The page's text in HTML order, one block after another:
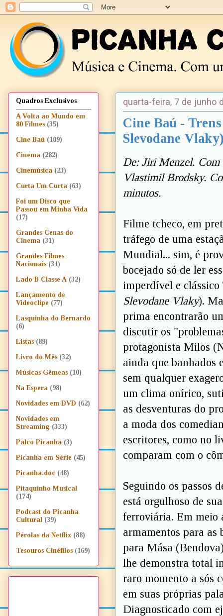
quarta-feira, 7 de junho
Cine Baú -
Slevodane
De: Jiri Menzel. Com
Vlastimil Brodsky.
minutos.
Filme tcheco, em
tráfego de uma
Mundial... sim, é
bocejado só de ler
imperdível e clássico
Slevodane Vlaky).
prima encontrarão
discutir os
protagonista Milos
ainda que banhados
sem qualquer
um clima onírico,
as desventuras do
a moda dos
escritores, como no
comparam com o
Seguindo os passos
está orgulhoso de
ferroviária. Em meio
armamentos para as
para Mása
lhe demonstra total
raro momento a sós
em suas próprias
Diagnosticado com
Quadros Exclusivos
A Volta ao Mundo em
80 Filmes (35)
Cine Baú (109)
Cinema (282)
Cinemúsica (23)
Curta Um Curta (63)
Foi um Disco que
Passou em Minha Vida
(17)
Grandes Cenas do
Cinema (31)
Grandes Filmes
Nacionais (31)
Lado B Classe A (32)
Lançamento de
Videoclipe (77)
Lasquinha do Bernardo
(6)
Listas (89)
Livro do Mês (32)
Músicas Gêmeas (10)
Na Espera (98)
Novidades em DVD (62)
Novidades em
Streaming (333)
Palco Picanha (3)
Picanha em Série (45)
Picanha.doc (48)
Pitaquinho Musical
(174)
Podcast do Picanha
Cultural (39)
Pérolas da Netflix (88)
Tesouros Cinéfilos (169)